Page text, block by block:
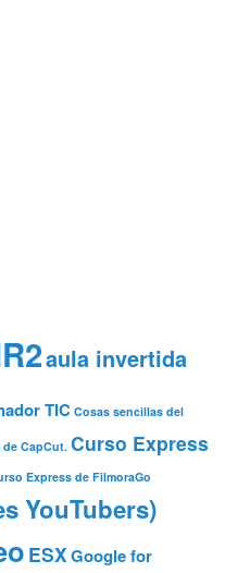
aula invertida
TIC Cosas sencillas del
CapCut. Curso Express
Express de FilmoraGo
YouTubers)
ESXGoogle for